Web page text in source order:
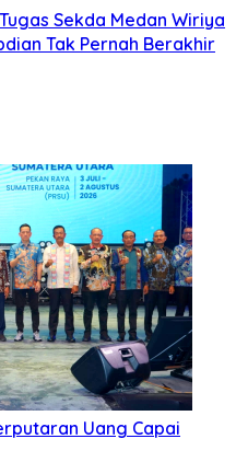
Sepi Dan Angin
[...]